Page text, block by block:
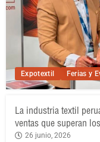
Expotextil Ferias y
La industria textil
ventas que superan
26 junio, 2026